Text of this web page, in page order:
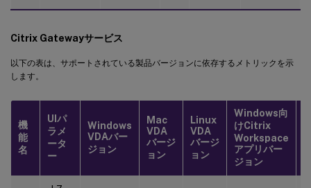
Citrix Gatewayサービス
以下の表は、サポートされている製品バージョンに依存するメトリックを示
します。
機
能
名
UIパ
ラメ
ータ
ー
Windows
VDAバー
ジョン
Mac
VDA
バージ
ョン
Linux
VDA
バージ
ョン
Windows向
けCitrix
Workspace
アプリバー
ジョン